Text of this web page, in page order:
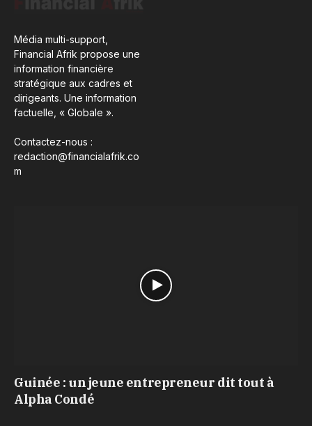
Média multi-support,
Financial Afrik propose une
information financière
stratégique aux cadres et
dirigeants. Une information
factuelle, « Globale ».
Contactez-nous :
redaction@financialafrik.co
m
Guinée : un jeune entrepreneur dit tout à
Alpha Condé